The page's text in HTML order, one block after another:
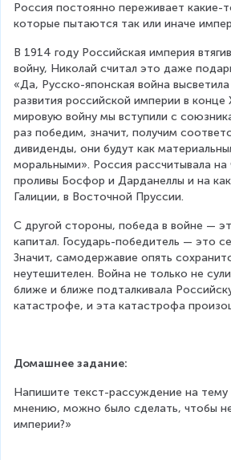
Россия постоянно переживает какие-
которые пытаются так или иначе
В 1914 году Российская империя
войну, Николай считал это даже
«Да, Русско-японская война высветила
развития российской империи в конце
мировую войну мы вступили с
раз победим, значит, получим
дивиденды, они будут как
моральными». Россия рассчитывала
проливы Босфор и Дарданеллы и на
Галиции, в Восточной Пруссии.
С другой стороны, победа в войне —
капитал. Государь-победитель — это
Значит, самодержавие опять
неутешителен. Война не только не
ближе и ближе подталкивала
катастрофе, и эта катастрофа
Домашнее задание:
Напишите текст-рассуждение на
мнению, можно было сделать, чтобы
империи?»